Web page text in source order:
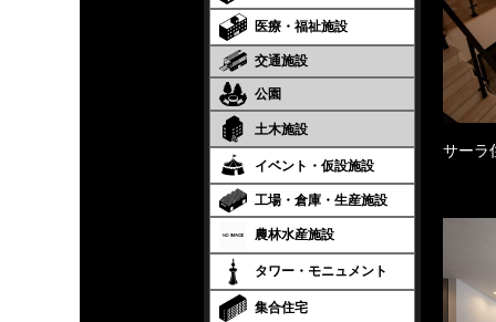
医療・福祉施設
交通施設
公園
土木施設
イベント・仮設施設
工場・倉庫・生産施設
農林水産施設
タワー・モニュメント
集合住宅
サーラ